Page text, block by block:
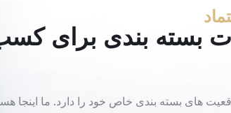
بسته بندی برای
های بسته بندی خاص خود را دارد. ما اینجا